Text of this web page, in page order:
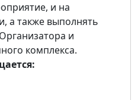
и на
а также выполнять
и
комплекса.